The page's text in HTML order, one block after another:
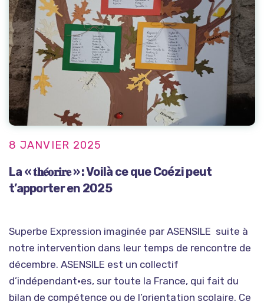
8 JANVIER 2025
La « 𝐭𝐡𝐞́𝐨𝐫𝐢𝐫𝐞 » : Voilà ce que Coézi peut
t’apporter en 2025
Superbe Expression imaginée par ASENSILE suite à
notre intervention dans leur temps de rencontre de
décembre. ASENSILE est un collectif
d’indépendant•es, sur toute la France, qui fait du
bilan de compétence ou de l’orientation scolaire. Ce